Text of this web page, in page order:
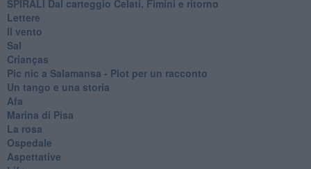
SPIRALI Dal carteggio Celati, Fimini e ritorno
Lettere
Il vento
Sal
Crianças
Pic nic a Salamansa - Plot per un racconto
Un tango e una storia
Afa
Marina di Pisa
La rosa
Ospedale
Aspettative